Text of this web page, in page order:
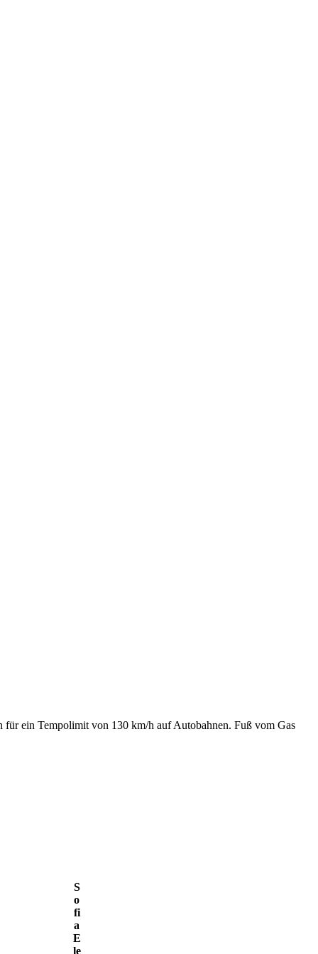
für ein Tempo­limit von 130 km/h auf Auto­bahnen. Fuß vom Gas
S
o
fi
a
E
le